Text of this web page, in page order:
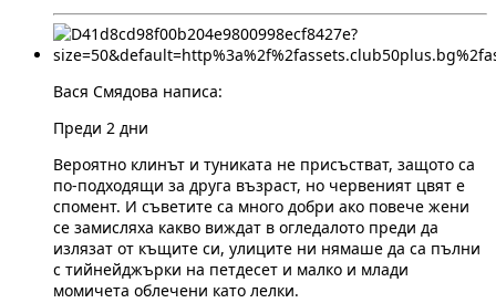
Вася Смядова написа:
Преди 2 дни
Вероятно клинът и туниката не присъстват, защото са
по-подходящи за друга възраст, но червеният цвят е
спомент. И съветите са много добри ако повече жени
се замисляха какво виждат в огледалото преди да
излязат от къщите си, улиците ни нямаше да са пълни
с тийнейджърки на петдесет и малко и млади
момичета облечени като лелки.